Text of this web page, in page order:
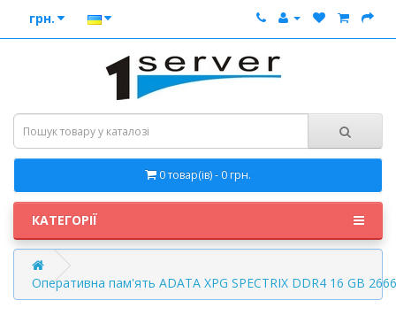
грн.
0 товар(ів) - 0 грн.
КАТЕГОРІЇ
Оперативна пам'ять ADATA XPG SPECTRIX DDR4 16 GB